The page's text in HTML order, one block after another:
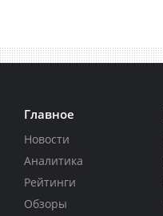
Главное
Новости
Аналитика
Рейтинги
Обзоры